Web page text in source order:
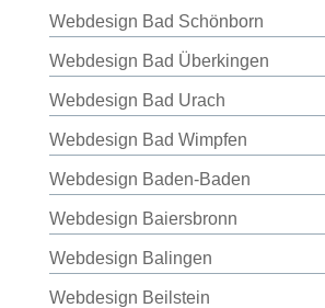
Webdesign Bad Schönborn
Webdesign Bad Überkingen
Webdesign Bad Urach
Webdesign Bad Wimpfen
Webdesign Baden-Baden
Webdesign Baiersbronn
Webdesign Balingen
Webdesign Beilstein